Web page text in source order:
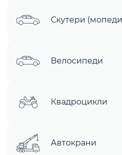
Скутери
Велосипеди
Квадроцикли
Автокрани